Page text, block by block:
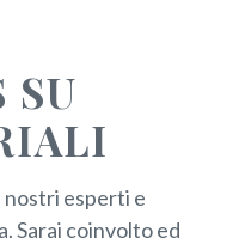
SU
nostri esperti e
Sarai coinvolto ed